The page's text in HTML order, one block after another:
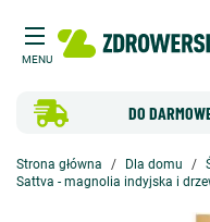
MENU
DO
Strona główna Dla domu
Sattva - magnolia indyjska i